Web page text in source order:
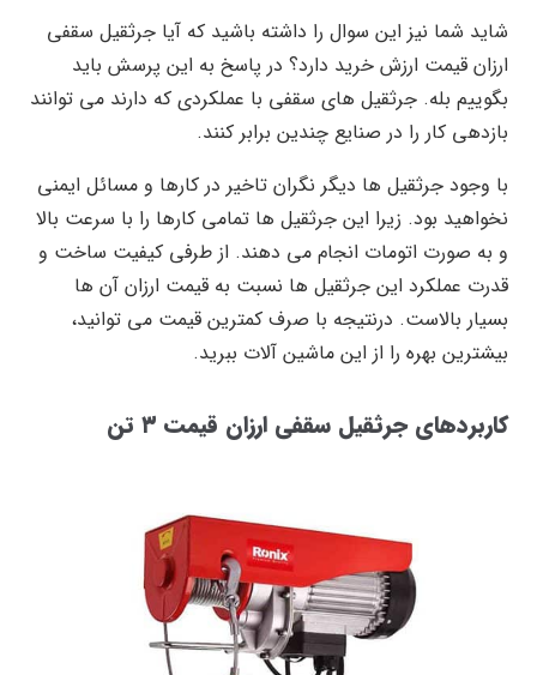
شاید شما نیز این سوال را داشته باشید که آیا جرثقیل سقفی
ارزان قیمت ارزش خرید دارد؟ در پاسخ به این پرسش باید
بگوییم بله. جرثقیل های سقفی با عملکردی که دارند می توانند
بازدهی کار را در صنایع چندین برابر کنند.
با وجود جرثقیل ها دیگر نگران تاخیر در کارها و مسائل ایمنی
نخواهید بود. زیرا این جرثقیل ها تمامی کارها را با سرعت بالا
و به صورت اتومات انجام می دهند. از طرفی کیفیت ساخت و
قدرت عملکرد این جرثقیل ها نسبت به قیمت ارزان آن ها
بسیار بالاست. درنتیجه با صرف کمترین قیمت می توانید،
بیشترین بهره را از این ماشین آلات ببرید.
کاربردهای جرثقیل سقفی ارزان قیمت ۳ تن